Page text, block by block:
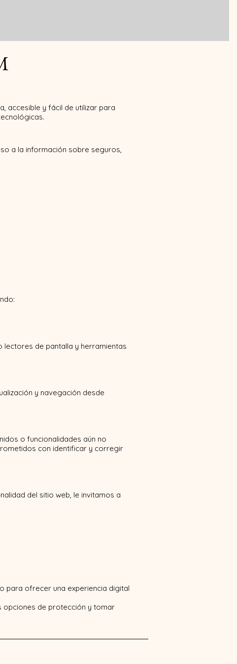
accesible y fácil de utilizar para
a la información sobre seguros,
de pantalla y herramientas
y navegación desde
o funcionalidades aún no
con identificar y corregir
del sitio web, le invitamos a
para ofrecer una experiencia digital
opciones de protección y tomar